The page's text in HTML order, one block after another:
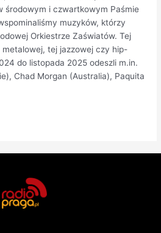
środowym i czwartkowym Paśmie
muzyków, którzy
Orkiestrze Zaświatów. Tej
tej jazzowej czy hip-
do listopada 2025 odeszli m.in.
Chad Morgan (Australia), Paquita